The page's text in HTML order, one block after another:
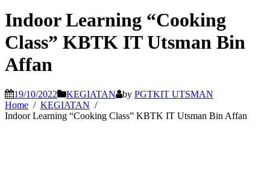
Indoor Learning “Cooking
Class” KBTK IT Utsman Bin
Affan
19/10/2022 KEGIATAN by PGTKIT UTSMAN
Home
KEGIATAN
Indoor Learning “Cooking Class” KBTK IT Utsman Bin Affan